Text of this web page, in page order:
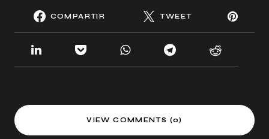
COMPARTIR TWEET
VIEW COMMENTS (0)